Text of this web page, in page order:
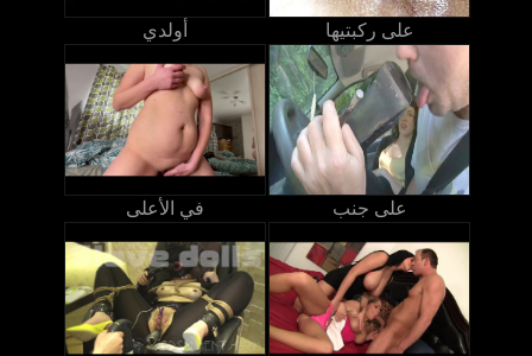
أولدي على ركبتيها
في الأعلى على جنب